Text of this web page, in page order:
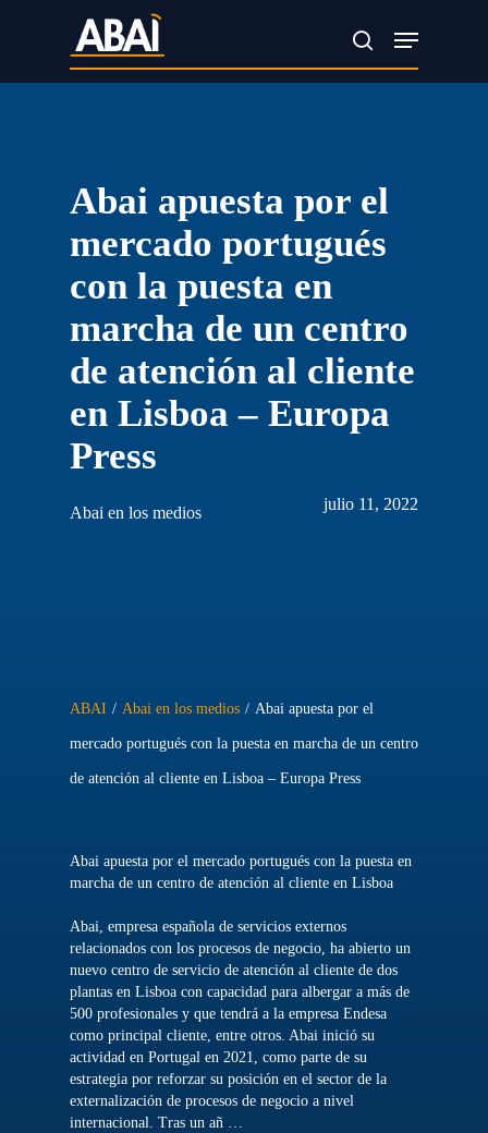
main
search
Menu
Abai apuesta por el
mercado portugués
con la puesta en
marcha de un centro
de atención al cliente
en Lisboa – Europa
Press
julio 11, 2022
Abai en los medios
ABAI / Abai en los medios / Abai apuesta por el
mercado portugués con la puesta en marcha de un centro
de atención al cliente en Lisboa – Europa Press
Abai apuesta por el mercado portugués con la puesta en
marcha de un centro de atención al cliente en Lisboa
Abai, empresa española de servicios externos
relacionados con los procesos de negocio, ha abierto un
nuevo centro de servicio de atención al cliente de dos
plantas en Lisboa con capacidad para albergar a más de
500 profesionales y que tendrá a la empresa Endesa
como principal cliente, entre otros. Abai inició su
actividad en Portugal en 2021, como parte de su
estrategia por reforzar su posición en el sector de la
externalización de procesos de negocio a nivel
internacional. Tras un añ …